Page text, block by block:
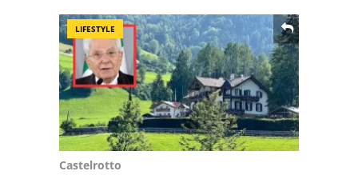
LIFESTYLE
Castelrotto